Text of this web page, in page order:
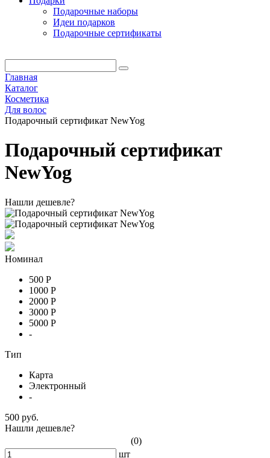
Подарочные наборы
Идеи подарков
Подарочные сертификаты
Главная
Каталог
Косметика
Для волос
Подарочный сертификат NewYog
Подарочный сертификат
NewYog
Нашли дешевле?
Номинал
500 Р
1000 Р
2000 Р
3000 Р
5000 Р
-
Тип
Карта
Электронный
-
500 руб.
Нашли дешевле?
(0)
шт